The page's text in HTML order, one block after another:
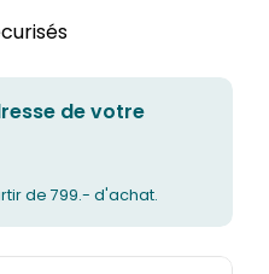
de votre
de 799.- d'achat.